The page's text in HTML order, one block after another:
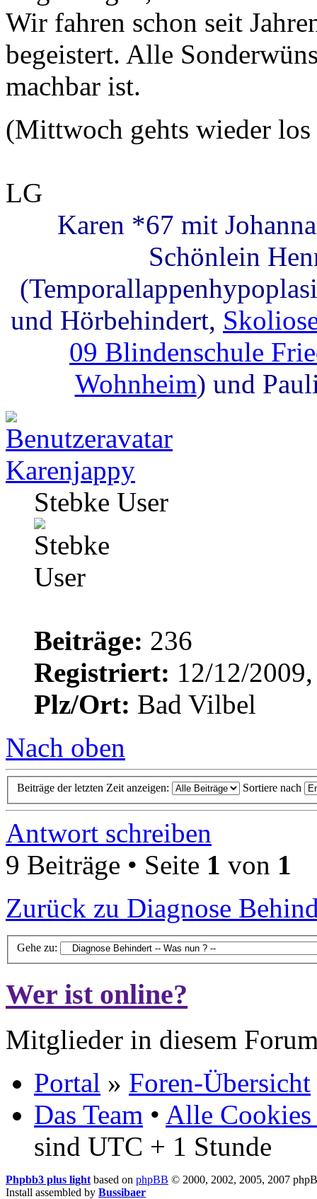
Wir fahren schon seit
begeistert. Alle
machbar ist.
(Mittwoch gehts wieder los
LG
Karen *67 mit
Schönlein
und Hörbehindert,
09 Blindenschule
Wohnheim) und
Karenjappy
Stebke User
Beiträge: 236
Registriert: 12/12/
Plz/Ort: Bad Vilbel
Nach oben
Beiträge der letzten Zeit anzeigen: Sortiere nach
Antwort schreiben
9 Beiträge • Seite 1 von 1
Zurück zu Diagnose
Gehe zu:
Wer ist online?
Mitglieder in diesem
Portal » Foren-Übersicht
Das Team • Alle Cookies
sind UTC + 1 Stunde
Phpbb3 plus light based on phpBB © 2000, 2002, 2005, 2007
Install assembled by Bussibaer